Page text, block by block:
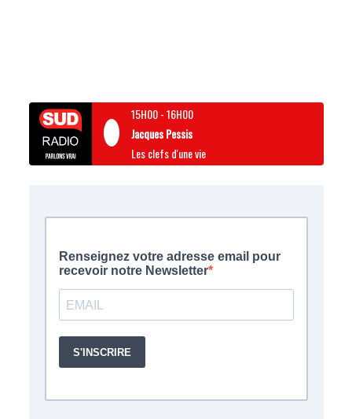
15H00-16H00
Jacques Pessis
Les clefs d'une vie